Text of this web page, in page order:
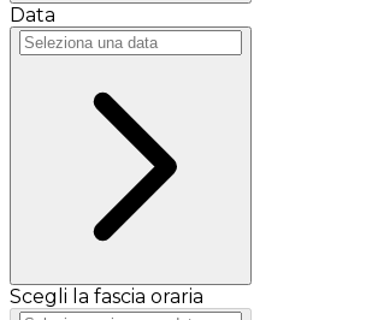
Data
Scegli la fascia oraria